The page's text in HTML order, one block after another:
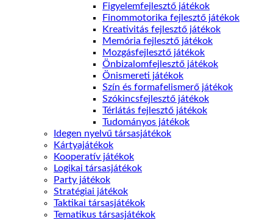
Figyelemfejlesztő játékok
Finommotorika fejlesztő játékok
Kreativitás fejlesztő játékok
Memória fejlesztő játékok
Mozgásfejlesztő játékok
Önbizalomfejlesztő játékok
Önismereti játékok
Szín és formafelismerő játékok
Szókincsfejlesztő játékok
Térlátás fejlesztő játékok
Tudományos játékok
Idegen nyelvű társasjátékok
Kártyajátékok
Kooperatív játékok
Logikai társasjátékok
Party játékok
Stratégiai játékok
Taktikai társasjátékok
Tematikus társasjátékok